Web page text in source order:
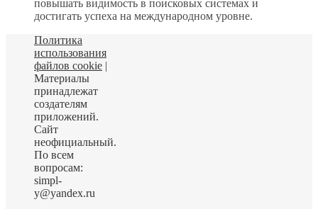
повышать видимость в поисковых системах и
достигать успеха на международном уровне.
Политика
использования
файлов cookie |
Материалы
принадлежат
создателям
приложений.
Сайт
неофициальный.
По всем
вопросам:
simpl-
y@yandex.ru